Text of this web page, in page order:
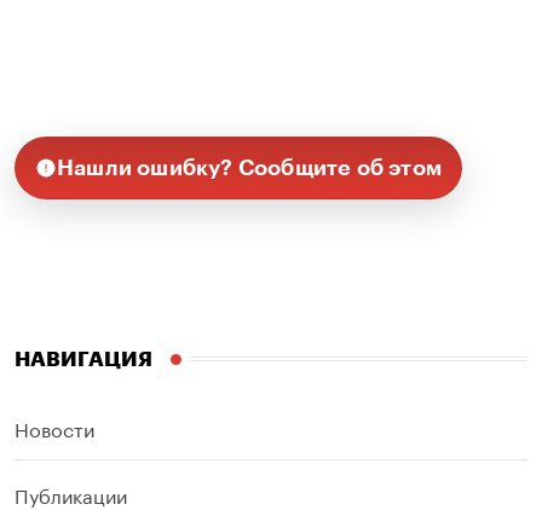
Нашли ошибку? Сообщите об этом
НАВИГАЦИЯ
Новости
Публикации